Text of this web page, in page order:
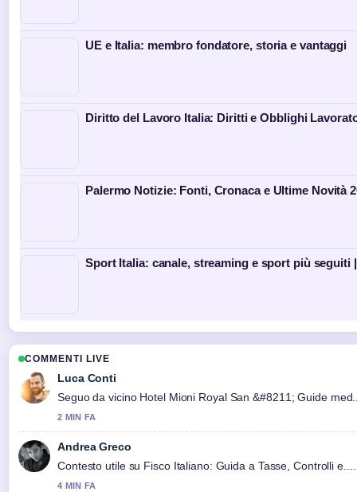
UE e Italia: membro fondatore, storia e vantaggi
Diritto del Lavoro Italia: Diritti e Obblighi
Palermo Notizie: Fonti, Cronaca e Ultime Novità
Sport Italia: canale, streaming e sport più seguiti
COMMENTI LIVE
Luca Conti
Seguo da vicino Hotel Mioni Royal San &#8211; Guide
2 MIN FA
Andrea Greco
Contesto utile su Fisco Italiano: Guida a Tasse, Controlli
4 MIN FA